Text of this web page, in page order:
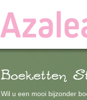
Wil u een mooi bijzonder